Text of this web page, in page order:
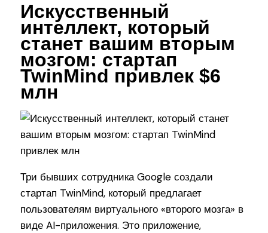
Искусственный
интеллект, который
станет вашим вторым
мозгом: стартап
TwinMind привлек $6
млн
Три бывших сотрудника Google создали
стартап TwinMind, который предлагает
пользователям виртуального «второго мозга» в
виде AI-приложения. Это приложение,